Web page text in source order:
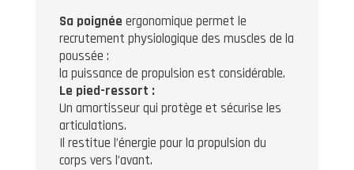
Sa poignée ergonomique permet le
recrutement physiologique des muscles de la
poussée :
la puissance de propulsion est considérable.
Le pied-ressort :
Un amortisseur qui protège et sécurise les
articulations.
Il restitue l’énergie pour la propulsion du
corps vers l’avant.